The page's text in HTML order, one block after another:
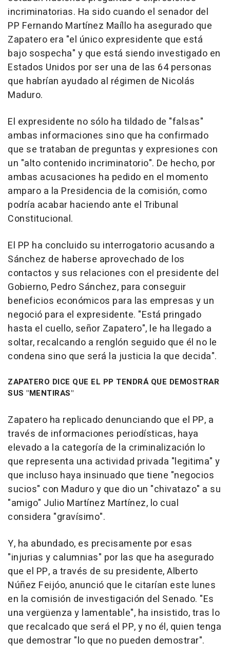
incriminatorias. Ha sido cuando el senador del
PP Fernando Martínez Maíllo ha asegurado que
Zapatero era "el único expresidente que está
bajo sospecha" y que está siendo investigado en
Estados Unidos por ser una de las 64 personas
que habrían ayudado al régimen de Nicolás
Maduro.
El expresidente no sólo ha tildado de "falsas"
ambas informaciones sino que ha confirmado
que se trataban de preguntas y expresiones con
un "alto contenido incriminatorio". De hecho, por
ambas acusaciones ha pedido en el momento
amparo a la Presidencia de la comisión, como
podría acabar haciendo ante el Tribunal
Constitucional.
El PP ha concluido su interrogatorio acusando a
Sánchez de haberse aprovechado de los
contactos y sus relaciones con el presidente del
Gobierno, Pedro Sánchez, para conseguir
beneficios económicos para las empresas y un
negoció para el expresidente. "Está pringado
hasta el cuello, señor Zapatero", le ha llegado a
soltar, recalcando a renglón seguido que él no le
condena sino que será la justicia la que decida".
ZAPATERO DICE QUE EL PP TENDRÁ QUE DEMOSTRAR
SUS "MENTIRAS"
Zapatero ha replicado denunciando que el PP, a
través de informaciones periodísticas, haya
elevado a la categoría de la criminalización lo
que representa una actividad privada "legitima" y
que incluso haya insinuado que tiene "negocios
sucios" con Maduro y que dio un "chivatazo" a su
"amigo" Julio Martínez Martínez, lo cual
considera "gravísimo".
Y, ha abundado, es precisamente por esas
"injurias y calumnias" por las que ha asegurado
que el PP, a través de su presidente, Alberto
Núñez Feijóo, anunció que le citarían este lunes
en la comisión de investigación del Senado. "Es
una vergüenza y lamentable", ha insistido, tras lo
que recalcado que será el PP, y no él, quien tenga
que demostrar "lo que no pueden demostrar".